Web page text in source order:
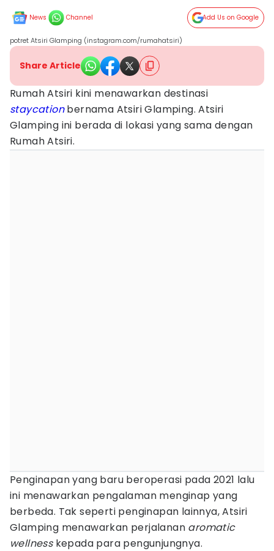
News Channel Add Us on Google
potret Atsiri Glamping (instagram.com/rumahatsiri)
Share Article
Rumah Atsiri kini menawarkan destinasi
staycationbernama Atsiri Glamping. Atsiri
Glamping ini berada di lokasi yang sama dengan
Rumah Atsiri.
Penginapan yang baru beroperasi pada 2021 lalu
ini menawarkan pengalaman menginap yang
berbeda. Tak seperti penginapan lainnya, Atsiri
Glamping menawarkan perjalanan aromatic
wellnesskepada para pengunjungnya.